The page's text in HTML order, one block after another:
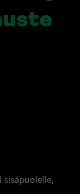
sisäpuolelle,